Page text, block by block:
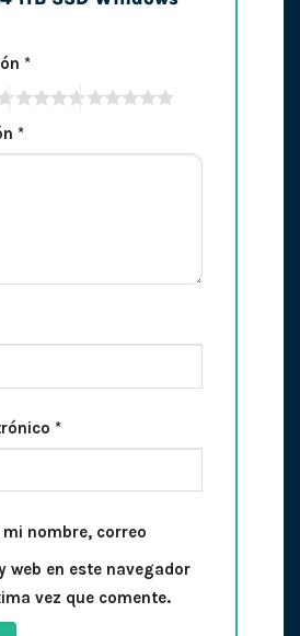
*
*
*
mi nombre, correo
web en este navegador
vez que comente.